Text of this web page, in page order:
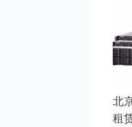
北
租